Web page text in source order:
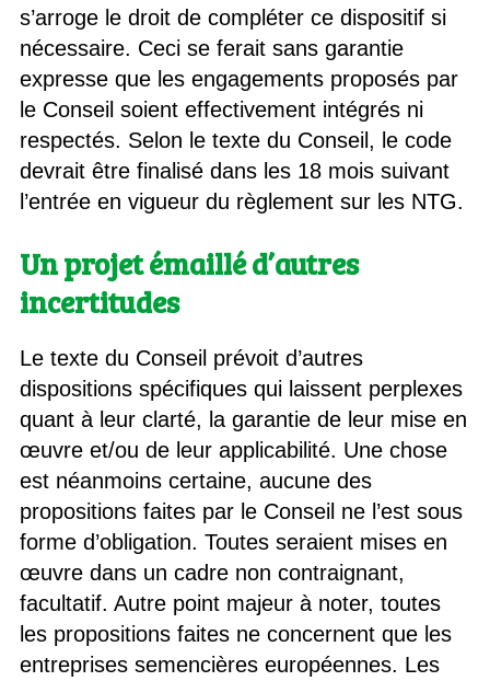
s’arroge le droit de compléter ce dispositif si
nécessaire. Ceci se ferait sans garantie
expresse que les engagements proposés par
le Conseil soient effectivement intégrés ni
respectés. Selon le texte du Conseil, le code
devrait être finalisé dans les 18 mois suivant
l’entrée en vigueur du règlement sur les NTG.
Un projet émaillé d’autres
incertitudes
Le texte du Conseil prévoit d’autres
dispositions spécifiques qui laissent perplexes
quant à leur clarté, la garantie de leur mise en
œuvre et/ou de leur applicabilité. Une chose
est néanmoins certaine, aucune des
propositions faites par le Conseil ne l’est sous
forme d’obligation. Toutes seraient mises en
œuvre dans un cadre non contraignant,
facultatif. Autre point majeur à noter, toutes
les propositions faites ne concernent que les
entreprises semencières européennes. Les